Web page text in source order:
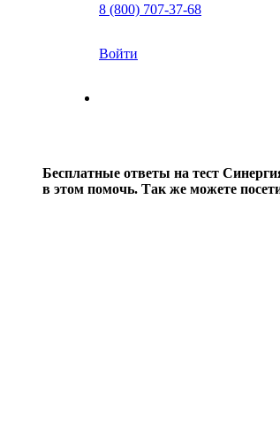
8 (800) 707-37-68
Войти
Бесплатные ответы на тест
в этом помочь. Так же можете